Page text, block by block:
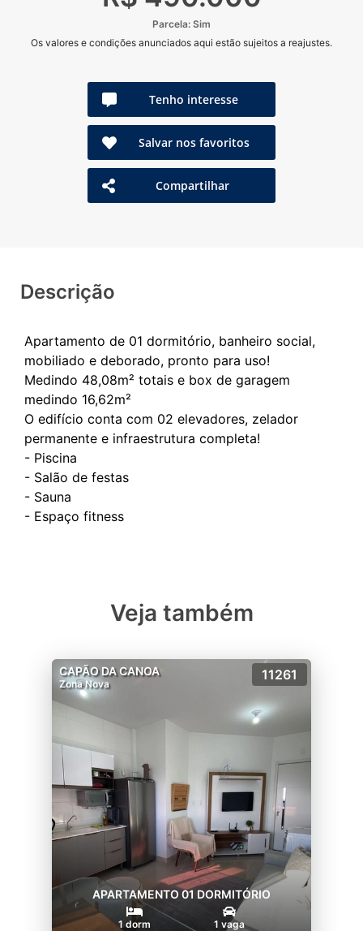
Parcela: Sim
Os valores e condições anunciados aqui estão sujeitos a reajustes.
Tenho interesse
Salvar nos favoritos
Compartilhar
Descrição
Apartamento de 01 dormitório, banheiro social,
mobiliado e deborado, pronto para uso!
Medindo 48,08m² totais e box de garagem
medindo 16,62m²
O edifício conta com 02 elevadores, zelador
permanente e infraestrutura completa!
- Piscina
- Salão de festas
- Sauna
Veja também
CAPÃO DA CANOA
Zona Nova
11261
APARTAMENTO 01 DORMITÓRIO
1 dorm 1 vaga